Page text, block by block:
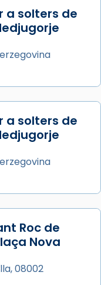
tingut lloc la
al
apostòlica
i als
Barcelona.
cardenal Joan
i l’ha
Barcelona,
a solters de
a solters de
Roc de
Nova
08002